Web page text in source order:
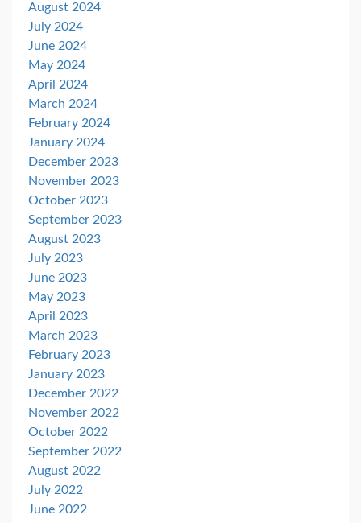
August 2024
July 2024
June 2024
May 2024
April 2024
March 2024
February 2024
January 2024
December 2023
November 2023
October 2023
September 2023
August 2023
July 2023
June 2023
May 2023
April 2023
March 2023
February 2023
January 2023
December 2022
November 2022
October 2022
September 2022
August 2022
July 2022
June 2022